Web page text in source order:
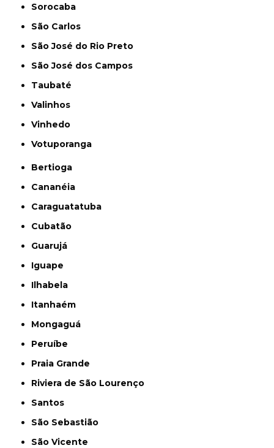
Sorocaba
São Carlos
São José do Rio Preto
São José dos Campos
Taubaté
Valinhos
Vinhedo
Votuporanga
Bertioga
Cananéia
Caraguatatuba
Cubatão
Guarujá
Iguape
Ilhabela
Itanhaém
Mongaguá
Peruíbe
Praia Grande
Riviera de São Lourenço
Santos
São Sebastião
São Vicente